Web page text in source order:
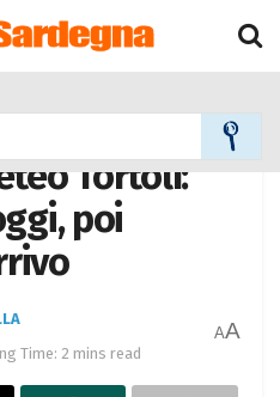
Tortolì:
poi
Time: 2 mins read
AA